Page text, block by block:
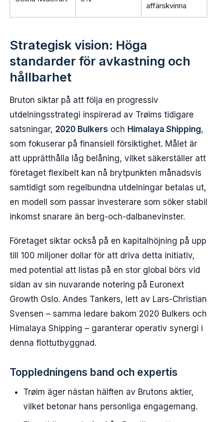
affärskvinna
Strategisk vision: Höga
standarder för avkastning och
hållbarhet
Bruton siktar på att följa en progressiv
utdelningsstrategi inspirerad av Trøims tidigare
satsningar, 2020 Bulkers och Himalaya Shipping,
som fokuserar på finansiell försiktighet. Målet är
att upprätthålla låg belåning, vilket säkerställer att
företaget flexibelt kan nå brytpunkten månadsvis
samtidigt som regelbundna utdelningar betalas ut,
en modell som passar investerare som söker stabil
inkomst snarare än berg-och-dalbanevinster.
Företaget siktar också på en kapitalhöjning på upp
till 100 miljoner dollar för att driva detta initiativ,
med potential att listas på en stor global börs vid
sidan av sin nuvarande notering på Euronext
Growth Oslo. Andes Tankers, lett av Lars-Christian
Svensen – samma ledare bakom 2020 Bulkers och
Himalaya Shipping – garanterar operativ synergi i
denna flottutbyggnad.
Toppledningens band och expertis
Trøim äger nästan hälften av Brutons aktier,
vilket betonar hans personliga engagemang.